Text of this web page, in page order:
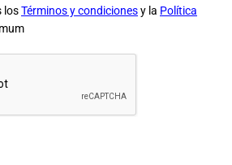
losTérminos y condicionesy la Política